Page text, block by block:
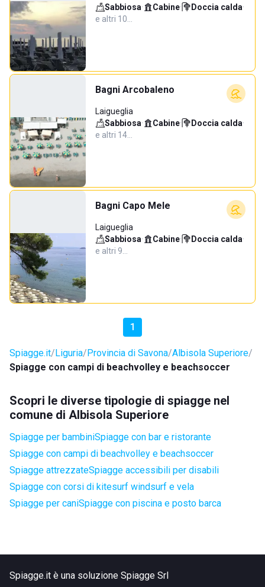
Sabbiosa· Cabine· Doccia calda·
e altri 10…
Bagni Arcobaleno
Laigueglia
Sabbiosa· Cabine· Doccia calda·
e altri 14…
Bagni Capo Mele
Laigueglia
Sabbiosa· Cabine· Doccia calda·
e altri 9…
1
Spiagge.it Liguria Provincia di Savona Albisola Superiore
Spiagge con campi di beachvolley e beachsoccer
Scopri le diverse tipologie di spiagge nel
comune di Albisola Superiore
Spiagge per bambiniSpiagge con bar e ristorante
Spiagge con campi di beachvolley e beachsoccer
Spiagge attrezzateSpiagge accessibili per disabili
Spiagge con corsi di kitesurf windsurf e vela
Spiagge per caniSpiagge con piscina e posto barca
Spiagge.it è una soluzione Spiagge Srl